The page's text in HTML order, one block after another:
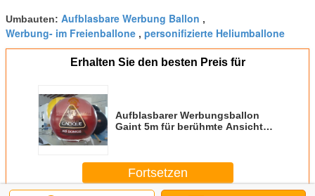
Umbauten: Aufblasbare Werbung Ballon ,
Werbung- im Freienballone , personifizierte Heliumballone
Erhalten Sie den besten Preis für
Aufblasbarer Werbungsballon
Gaint 5m für berühmte Ansicht
Fortsetzen